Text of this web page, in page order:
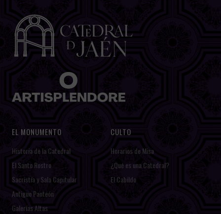
EL MONUMENTO
Historia de la Catedral
El Santo Rostro
Sacristía y Sala Capitular
Antiguo Panteón
Galerías Altas
CULTO
Horarios de Misa
¿Qué es una Catedral?
El Cabildo